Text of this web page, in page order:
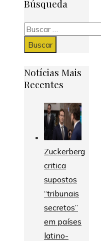
Búsqueda
Buscar:
Notícias Mais
Recentes
Zuckerberg
critica
supostos
“tribunais
secretos”
em países
latino-